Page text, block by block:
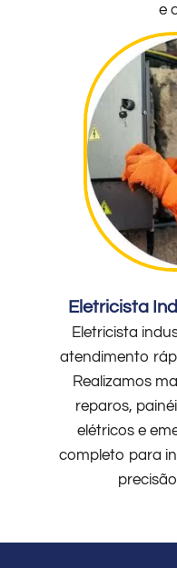
e
Eletricista
Eletricista
atendimento
Realizamos
reparos,
elétricos e
completo para